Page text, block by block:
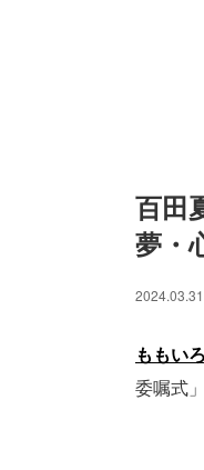
百田
夢・
ももい
委嘱式